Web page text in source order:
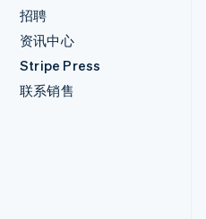
招聘
资讯中心
Stripe Press
联系销售